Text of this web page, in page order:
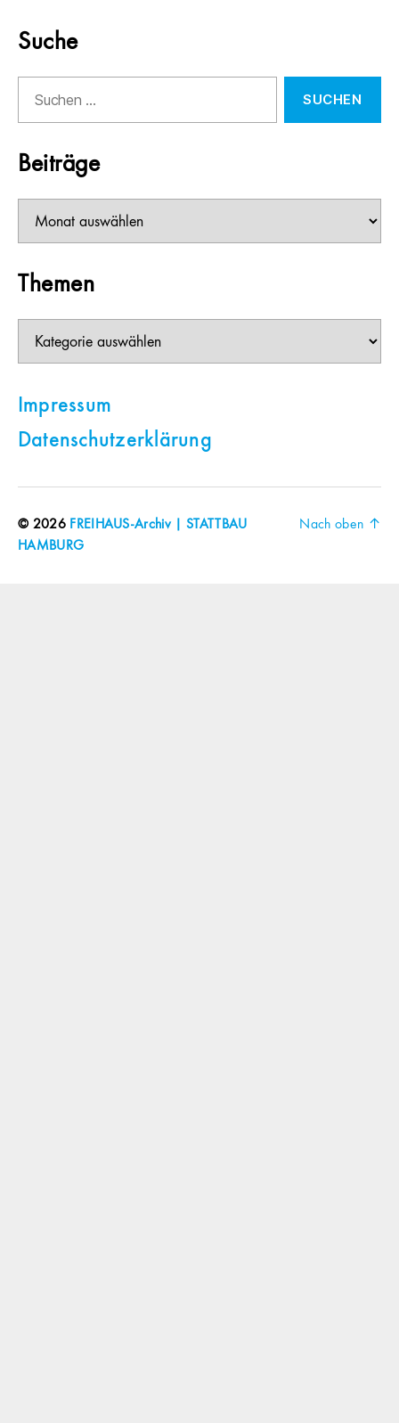
Suche
nach:
Beiträge
Themen
Impressum
Datenschutzerklärung
© 2026 FREIHAUS-Archiv | STATTBAU
HAMBURG
Nach oben ↑